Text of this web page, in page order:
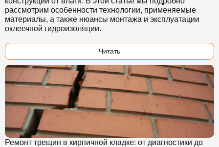
рассмотрим особенности технологии, применяемые
материалы, а также нюансы монтажа и эксплуатации
оклеечной гидроизоляции.
Читать
Ремонт трещин в кирпичной кладке: от диагностики до